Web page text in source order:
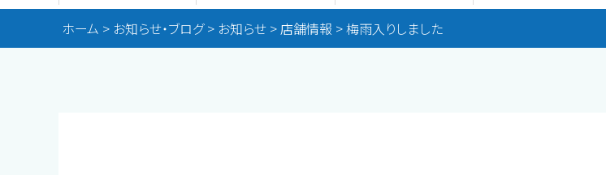
ホーム > お知らせ・ブログ> お知らせ >店舗情報 >梅雨入りしました